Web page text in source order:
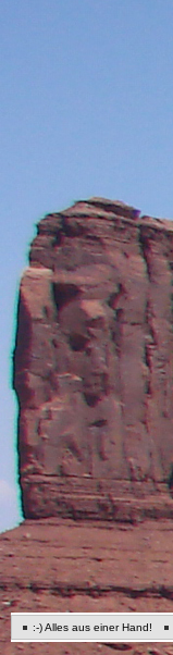
:-) Alles aus einer Hand!